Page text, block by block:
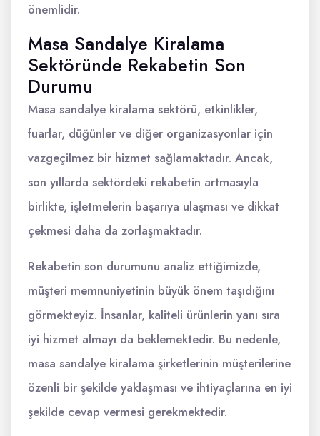
önemlidir.
Masa Sandalye Kiralama
Sektöründe Rekabetin Son
Durumu
Masa sandalye kiralama sektörü, etkinlikler,
fuarlar, düğünler ve diğer organizasyonlar için
vazgeçilmez bir hizmet sağlamaktadır. Ancak,
son yıllarda sektördeki rekabetin artmasıyla
birlikte, işletmelerin başarıya ulaşması ve dikkat
çekmesi daha da zorlaşmaktadır.
Rekabetin son durumunu analiz ettiğimizde,
müşteri memnuniyetinin büyük önem taşıdığını
görmekteyiz. İnsanlar, kaliteli ürünlerin yanı sıra
iyi hizmet almayı da beklemektedir. Bu nedenle,
masa sandalye kiralama şirketlerinin müşterilerine
özenli bir şekilde yaklaşması ve ihtiyaçlarına en iyi
şekilde cevap vermesi gerekmektedir.